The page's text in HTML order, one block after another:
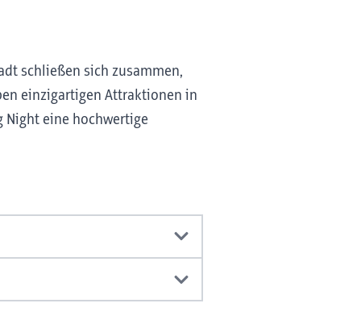
schließen sich zusammen,
einzigartigen Attraktionen in
Night eine hochwertige